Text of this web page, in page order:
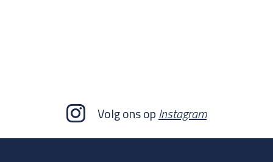
Volg ons opInstagram